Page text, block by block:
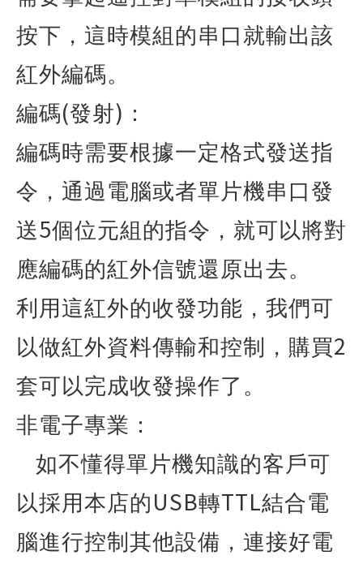
按下，這時模組的串口就輸出該
紅外編碼。
編碼(發射) ：
編碼時需要根據一定格式發送指
令，通過電腦或者單片機串口發
送5個位元組的指令，就可以將對
應編碼的紅外信號還原出去。
利用這紅外的收發功能，我們可
以做紅外資料傳輸和控制，購買2
套可以完成收發操作了。
非電子專業：
如不懂得單片機知識的客戶可
以採用本店的 USB轉TTL結合電
腦進行控制其他設備，連接好電